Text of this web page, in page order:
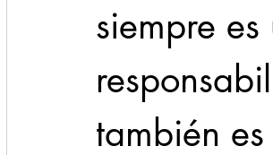
siempre
también